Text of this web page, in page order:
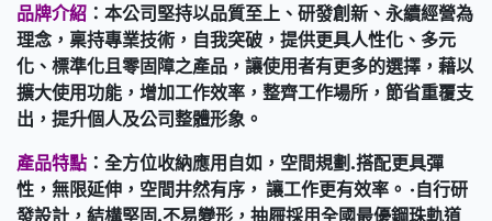
品牌介紹 ：本公司堅持以品質至上、研發創新、永續經營為
理念，稟持專業技術，自我突破，提供更具人性化、多元
化、標準化且零固障之產品，讓使用者有更多的選擇，藉以
擴大使用功能，增加工作效率，整齊工作場所，節省重覆支
出，提升個人及公司整體形象。
產品特點 ：全方位收納應用自如，空間規劃.搭配更具彈
性，無限延伸，空間井然有序， 讓工作更有效率。 ‧自行研
發設計，結構堅固.不易變形，抽屜採用全國最優鋼珠軌道